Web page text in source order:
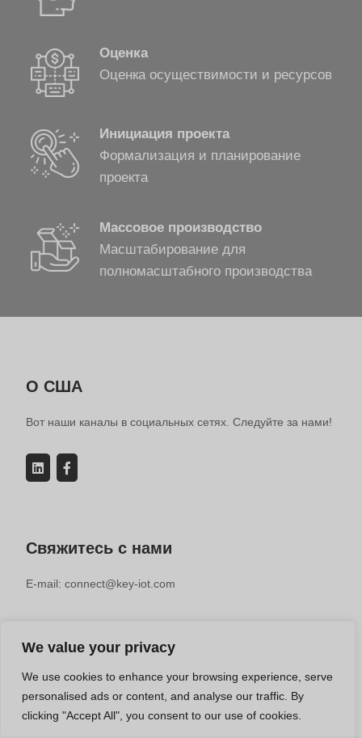
We value your privacy
We use cookies to enhance your browsing experience, serve
personalised ads or content, and analyse our traffic. By
clicking "Accept All", you consent to our use of cookies.
Оценка
Оценка осуществимости и ресурсов
Инициация проекта
Формализация и планирование
проекта
Массовое производство
Масштабирование для
полномасштабного производства
О США
Вот наши каналы в социальных сетях. Следуйте за нами!
Свяжитесь с нами
E-mail: connect@key-iot.com
© 2019-2025 KEY-IOT TECHNOLOGY CO.LTD | Производитель